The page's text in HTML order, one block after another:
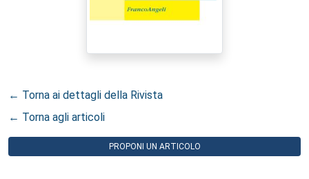
← Torna ai dettagli della Rivista
← Torna agli articoli
PROPONI UN ARTICOLO